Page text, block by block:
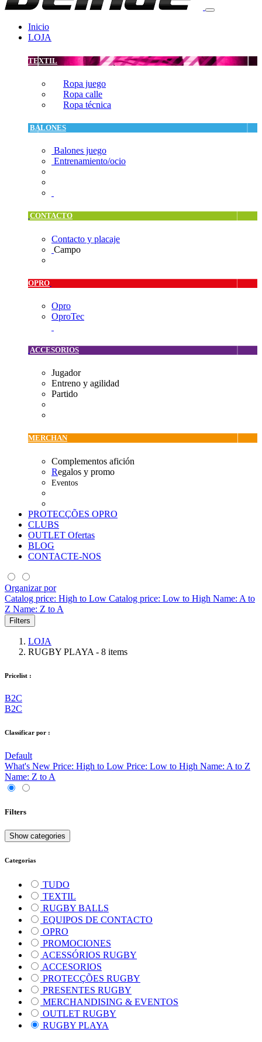
Inicio
LOJA
TEXTIL
Ropa juego
Ropa calle
Ropa técnica
BALONES
Balones juego
Entrenamiento/ocio
CONTACTO
Contacto y placaje
Campo
OPRO
Opro
OproTec
ACCESORIOS
Jugador
Entreno y agilidad
Partido
MERCHAN
Complementos afición
Regalos y promo
Eventos
PROTECÇÕES OPRO
CLUBS
OUTLET Ofertas
BLOG
CONTACTE-NOS
Organizar por
Catalog price: High to Low Catalog price: Low to High Name: A to
Z Name: Z to A
Filters
LOJA
RUGBY PLAYA - 8 items
Pricelist :
B2C
B2C
Classificar por :
Default
What's New Price: High to Low Price: Low to High Name: A to Z
Name: Z to A
Filters
Show categories
Categorias
TUDO
TEXTIL
RUGBY BALLS
EQUIPOS DE CONTACTO
OPRO
PROMOCIONES
ACESSÓRIOS RUGBY
ACCESORIOS
PROTECÇÕES RUGBY
PRESENTES RUGBY
MERCHANDISING & EVENTOS
OUTLET RUGBY
RUGBY PLAYA